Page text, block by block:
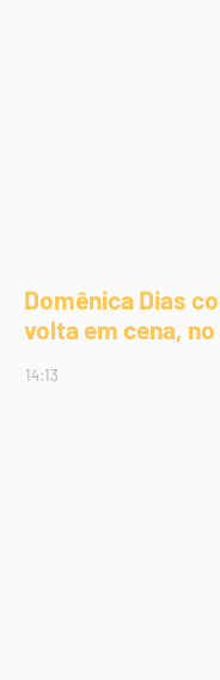
Domênica Dias
volta em cena,
14:13